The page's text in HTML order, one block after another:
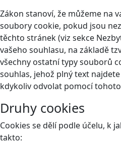
Zákon stanoví, že můžeme na
soubory cookie, pokud jsou
těchto stránek (viz sekce
vašeho souhlasu, na základě
všechny ostatní typy souborů
souhlas, jehož plný text najdete
kdykoliv odvolat pomocí tohoto
Druhy cookies
Cookies se dělí podle účelu, k
takto: